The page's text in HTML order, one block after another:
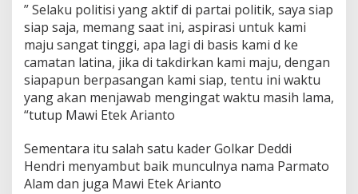
” Selaku politisi yang aktif di partai politik, saya siap
siap saja, memang saat ini, aspirasi untuk kami
maju sangat tinggi, apa lagi di basis kami d ke
camatan latina, jika di takdirkan kami maju, dengan
siapapun berpasangan kami siap, tentu ini waktu
yang akan menjawab mengingat waktu masih lama,
“tutup Mawi Etek Arianto
Sementara itu salah satu kader Golkar Deddi
Hendri menyambut baik munculnya nama Parmato
Alam dan juga Mawi Etek Arianto